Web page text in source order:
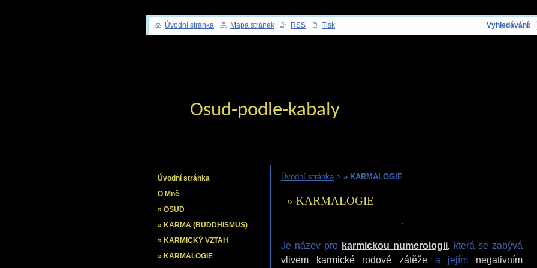
Osud-podle-kabaly
Úvodní stránka > » KARMALOGIE
» KARMALOGIE
Je název pro karmickou numerologii, která se zabývá
vlivem karmické rodové zátěže a jejím negativním
Úvodní stránka
O Mně
» OSUD
» KARMA (BUDDHISMUS)
» KARMICKÝ VZTAH
» KARMALOGIE
Úvodní stránka Mapa stránek RSS Tisk Vyhledávání: